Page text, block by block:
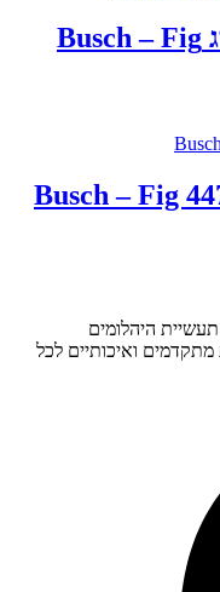
ציר "השחלה" עם תבריג Busch – Fig
היהלומים
ואיכותיים לכל